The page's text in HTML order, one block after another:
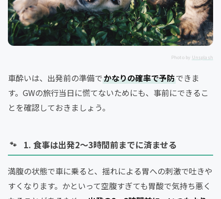
Photo by Unsplash
車酔いは、出発前の準備でかなりの確率で予防できま
す。GWの旅行当日に慌てないためにも、事前にできるこ
とを確認しておきましょう。
1. 食事は出発2〜3時間前までに済ませる
満腹の状態で車に乗ると、揺れによる胃への刺激で吐きや
すくなります。かといって空腹すぎても胃酸で気持ち悪く